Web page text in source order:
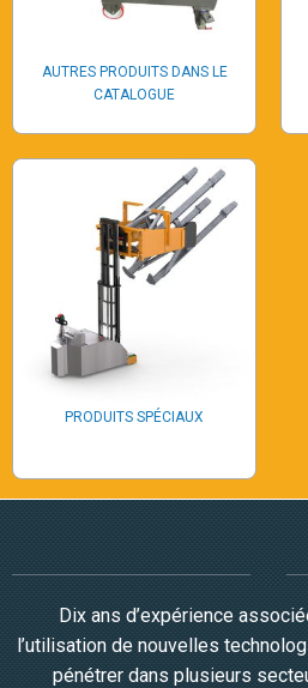
AUTRES PRODUITS DANS LE
CATALOGUE
PRODUITS SPÉCIAUX
Dix ans d’expérience
l’utilisation de nouvelles
pénétrer dans plusieurs